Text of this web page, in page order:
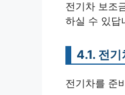
전기차 보조
하실 수 있답
4.1. 전기
전기차를 준